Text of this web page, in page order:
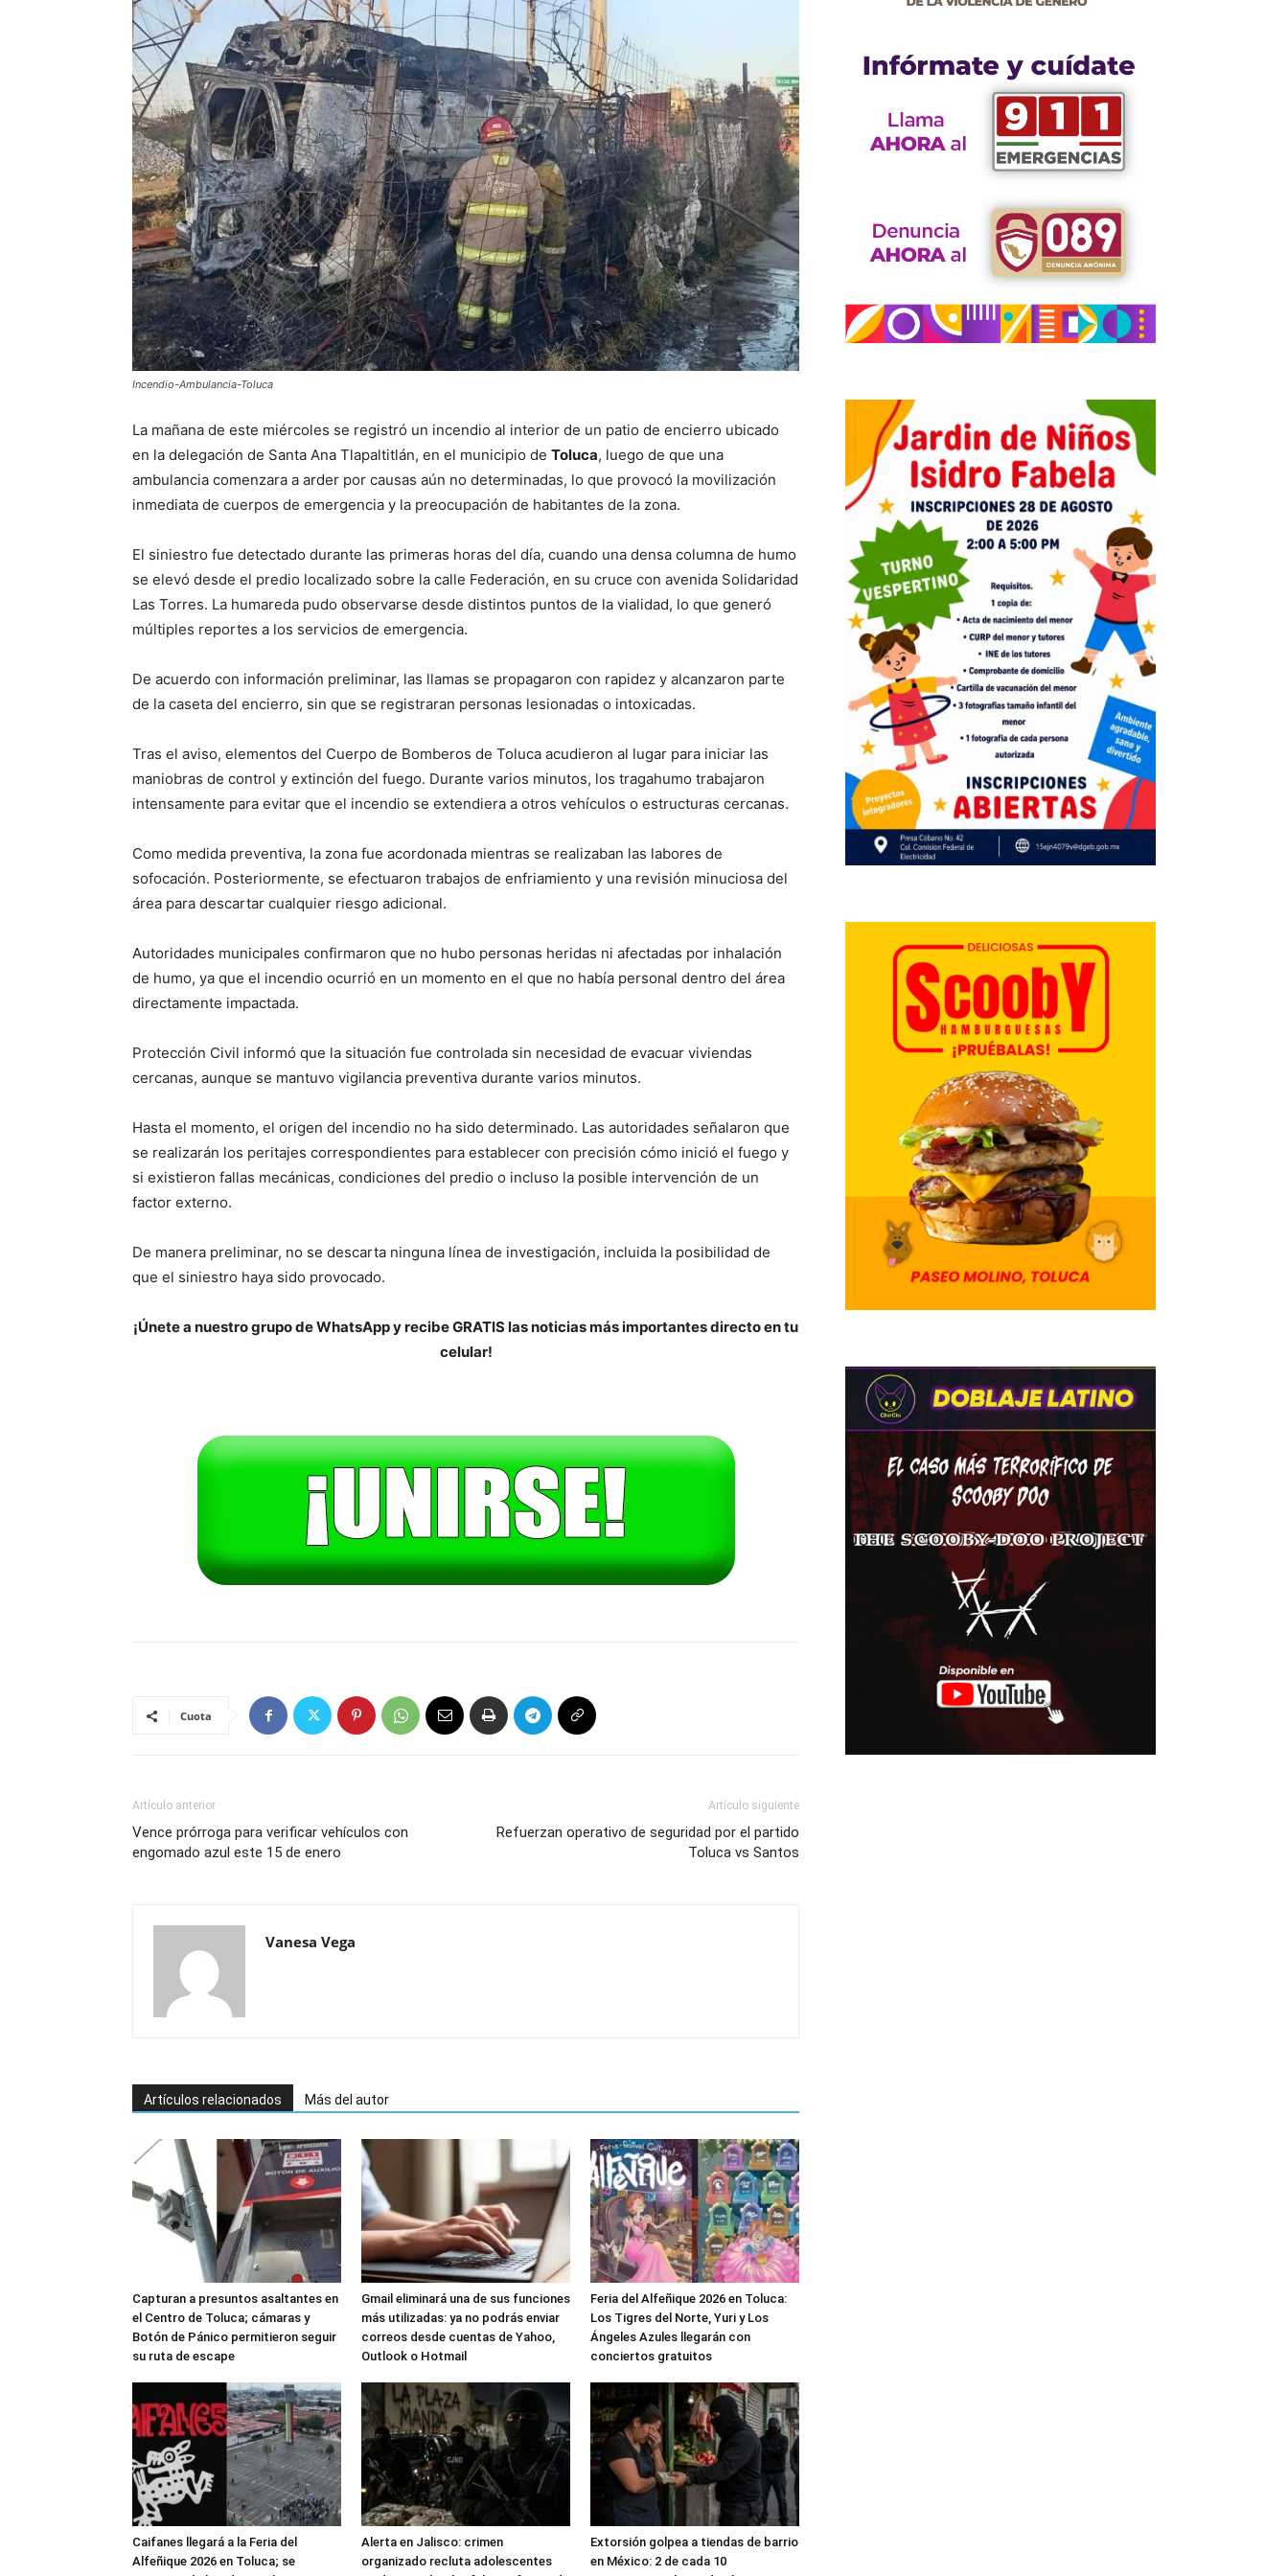
Incendio-Ambulancia-Toluca
La mañana de este miércoles se registró un incendio al interior de un patio de encierro ubicado
en la delegación de Santa Ana Tlapaltitlán, en el municipio de Toluca, luego de que una
ambulancia comenzara a arder por causas aún no determinadas, lo que provocó la movilización
inmediata de cuerpos de emergencia y la preocupación de habitantes de la zona.
El siniestro fue detectado durante las primeras horas del día, cuando una densa columna de humo
se elevó desde el predio localizado sobre la calle Federación, en su cruce con avenida Solidaridad
Las Torres. La humareda pudo observarse desde distintos puntos de la vialidad, lo que generó
múltiples reportes a los servicios de emergencia.
De acuerdo con información preliminar, las llamas se propagaron con rapidez y alcanzaron parte
de la caseta del encierro, sin que se registraran personas lesionadas o intoxicadas.
Tras el aviso, elementos del Cuerpo de Bomberos de Toluca acudieron al lugar para iniciar las
maniobras de control y extinción del fuego. Durante varios minutos, los tragahumo trabajaron
intensamente para evitar que el incendio se extendiera a otros vehículos o estructuras cercanas.
Como medida preventiva, la zona fue acordonada mientras se realizaban las labores de
sofocación. Posteriormente, se efectuaron trabajos de enfriamiento y una revisión minuciosa del
área para descartar cualquier riesgo adicional.
Autoridades municipales confirmaron que no hubo personas heridas ni afectadas por inhalación
de humo, ya que el incendio ocurrió en un momento en el que no había personal dentro del área
directamente impactada.
Protección Civil informó que la situación fue controlada sin necesidad de evacuar viviendas
cercanas, aunque se mantuvo vigilancia preventiva durante varios minutos.
Hasta el momento, el origen del incendio no ha sido determinado. Las autoridades señalaron que
se realizarán los peritajes correspondientes para establecer con precisión cómo inició el fuego y
si existieron fallas mecánicas, condiciones del predio o incluso la posible intervención de un
factor externo.
De manera preliminar, no se descarta ninguna línea de investigación, incluida la posibilidad de
que el siniestro haya sido provocado.
¡Únete a nuestro grupo de WhatsApp y recibe GRATIS las noticias más importantes directo en tu
celular!
Cuota
Artículo anterior
Vence prórroga para verificar vehículos con
engomado azul este 15 de enero
Artículo siguiente
Refuerzan operativo de seguridad por el partido
Toluca vs Santos
Vanesa Vega
Artículos relacionados Más del autor
Capturan a presuntos asaltantes en
el Centro de Toluca; cámaras y
Botón de Pánico permitieron seguir
su ruta de escape
Gmail eliminará una de sus funciones
más utilizadas: ya no podrás enviar
correos desde cuentas de Yahoo,
Outlook o Hotmail
Feria del Alfeñique 2026 en Toluca:
Los Tigres del Norte, Yuri y Los
Ángeles Azules llegarán con
conciertos gratuitos
Caifanes llegará a la Feria del
Alfeñique 2026 en Toluca; se
Alerta en Jalisco: crimen
organizado recluta adolescentes
Extorsión golpea a tiendas de barrio
en México: 2 de cada 10